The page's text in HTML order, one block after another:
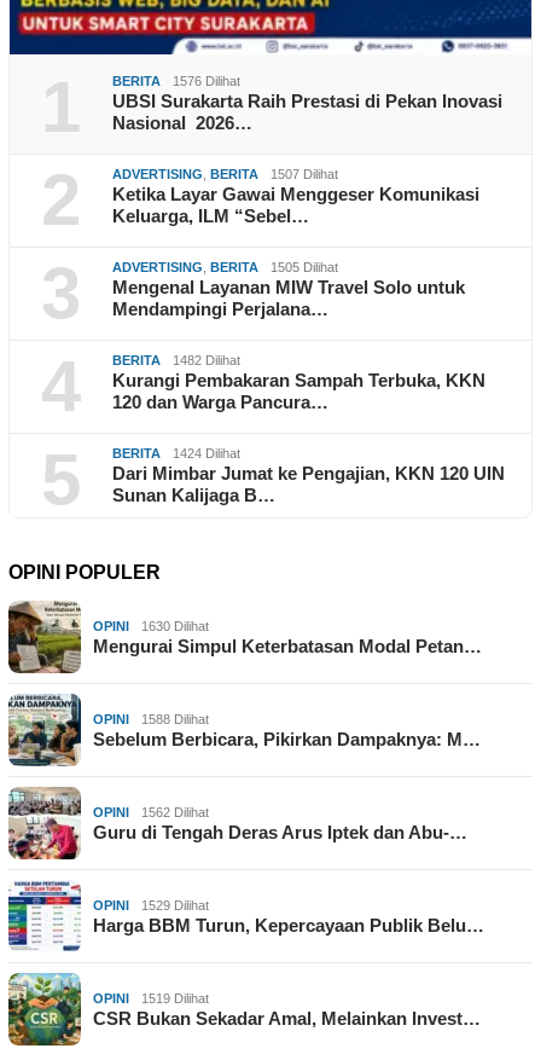
1 BERITA 1576 Dilihat
UBSI Surakarta Raih Prestasi di Pekan Inovasi
Nasional 2026…
2 ADVERTISING BERITA 1507 Dilihat
Ketika Layar Gawai Menggeser Komunikasi
Keluarga, ILM “Sebel…
3 ADVERTISING BERITA 1505 Dilihat
Mengenal Layanan MIW Travel Solo untuk
Mendampingi Perjalana…
4 BERITA 1482 Dilihat
Kurangi Pembakaran Sampah Terbuka, KKN
120 dan Warga Pancura…
5 BERITA 1424 Dilihat
Dari Mimbar Jumat ke Pengajian, KKN 120 UIN
Sunan Kalijaga B…
OPINI POPULER
OPINI 1630 Dilihat
Mengurai Simpul Keterbatasan Modal Petan…
OPINI 1588 Dilihat
Sebelum Berbicara, Pikirkan Dampaknya: M…
OPINI 1562 Dilihat
Guru di Tengah Deras Arus Iptek dan Abu-…
OPINI 1529 Dilihat
Harga BBM Turun, Kepercayaan Publik Belu…
OPINI 1519 Dilihat
CSR Bukan Sekadar Amal, Melainkan Invest…